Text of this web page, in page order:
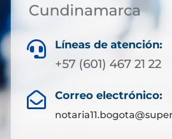
Cundinamarca
 Líneas de atención:
+57 (601) 467 21 22
 Correo electrónico: